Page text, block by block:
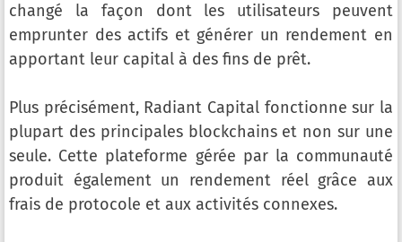
changé la façon dont les utilisateurs peuvent
emprunter des actifs et générer un rendement en
apportant leur capital à des fins de prêt.
Plus précisément, Radiant Capital fonctionne sur la
plupart des principales blockchains et non sur une
seule. Cette plateforme gérée par la communauté
produit également un rendement réel grâce aux
frais de protocole et aux activités connexes.